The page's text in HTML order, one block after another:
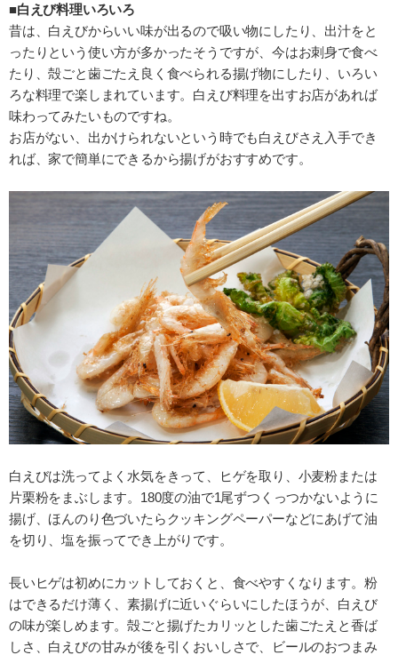
■白えび料理いろいろ
昔は、白えびからいい味が出るので吸い物にしたり、出汁をと
ったりという使い方が多かったそうですが、今はお刺身で食べ
たり、殻ごと歯ごたえ良く食べられる揚げ物にしたり、いろい
ろな料理で楽しまれています。白えび料理を出すお店があれば
味わってみたいものですね。
お店がない、出かけられないという時でも白えびさえ入手でき
れば、家で簡単にできるから揚げがおすすめです。
白えびは洗ってよく水気をきって、ヒゲを取り、小麦粉または
片栗粉をまぶします。180度の油で1尾ずつくっつかないように
揚げ、ほんのり色づいたらクッキングペーパーなどにあげて油
を切り、塩を振ってでき上がりです。
長いヒゲは初めにカットしておくと、食べやすくなります。粉
はできるだけ薄く、素揚げに近いぐらいにしたほうが、白えび
の味が楽しめます。殻ごと揚げたカリッとした歯ごたえと香ば
しさ、白えびの甘みが後を引くおいしさで、ビールのおつまみ